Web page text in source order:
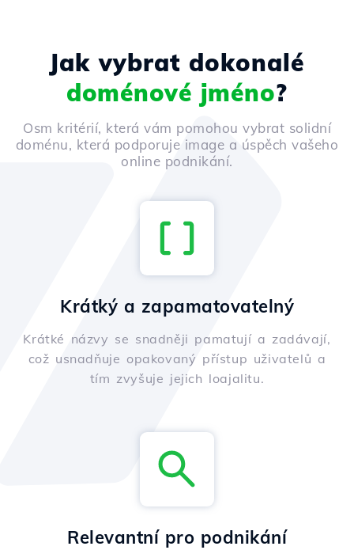
Jak vybrat dokonalé
doménové jméno?
Osm kritérií, která vám pomohou vybrat solidní
doménu, která podporuje image a úspěch vašeho
online podnikání.
Krátký a zapamatovatelný
Krátké názvy se snadněji pamatují a zadávají,
což usnadňuje opakovaný přístup uživatelů a
tím zvyšuje jejich loajalitu.
Relevantní pro podnikání